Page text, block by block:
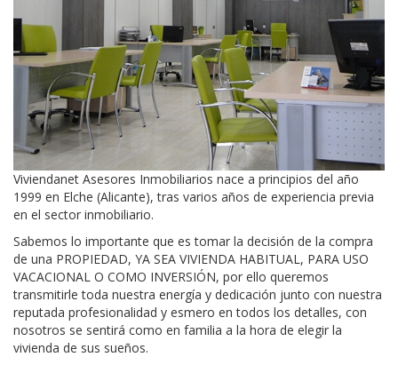
Viviendanet Asesores Inmobiliarios nace a principios del año
1999 en Elche (Alicante), tras varios años de experiencia previa
en el sector inmobiliario.
Sabemos lo importante que es tomar la decisión de la compra
de una PROPIEDAD, YA SEA VIVIENDA HABITUAL, PARA USO
VACACIONAL O COMO INVERSIÓN, por ello queremos
transmitirle toda nuestra energía y dedicación junto con nuestra
reputada profesionalidad y esmero en todos los detalles, con
nosotros se sentirá como en familia a la hora de elegir la
vivienda de sus sueños.